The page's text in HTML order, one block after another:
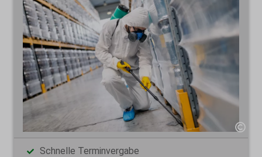
Schnelle Terminvergabe